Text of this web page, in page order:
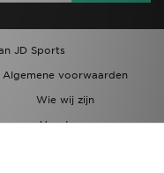
JD Sports
Algemene voorwaarden
Wie wij zijn
Vacatures